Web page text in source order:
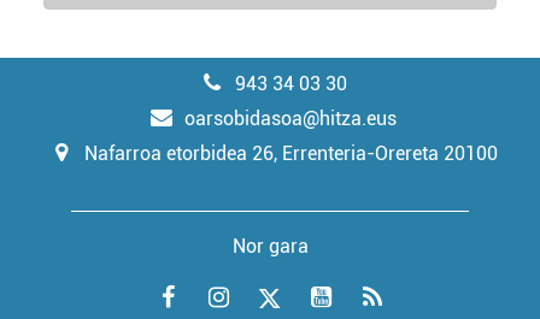
943 34 03 30
oarsobidasoa@hitza.eus
Nafarroa etorbidea 26, Errenteria-Orereta 20100
Nor gara